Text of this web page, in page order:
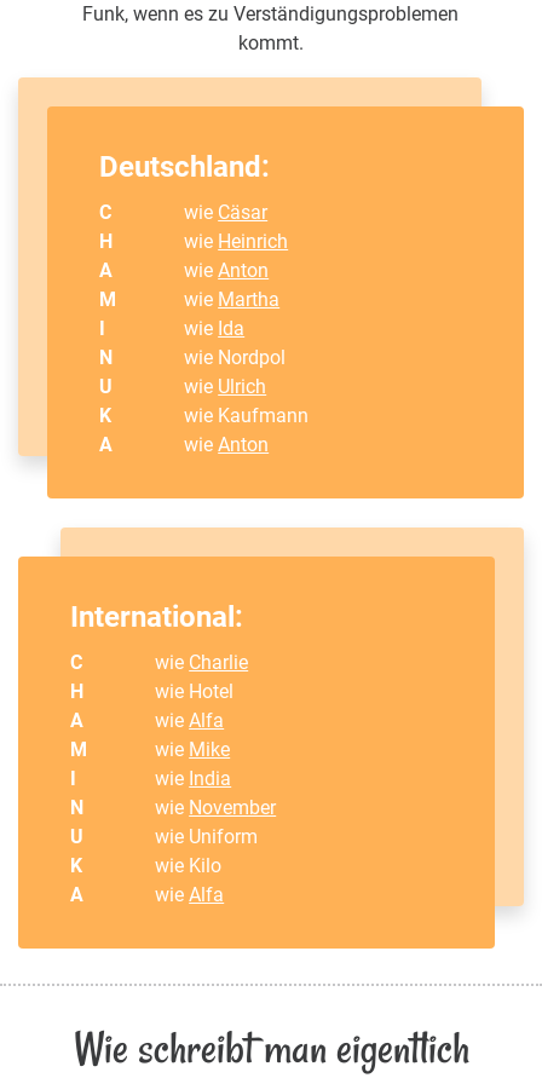
Funk, wenn es zu Verständigungsproblemen
kommt.
Deutschland:
C wie Cäsar
H
wie Heinrich
A
wieAnton
M
wie Martha
I
wie Ida
N
wie Nordpol
U
wie Ulrich
K
wie Kaufmann
A
wieAnton
International:
C wie Charlie
H
wie Hotel
A
wieAlfa
M
wie Mike
I
wie India
N
wie November
U
wie Uniform
K
wie Kilo
A
wieAlfa
Wie schreibt man eigentlich